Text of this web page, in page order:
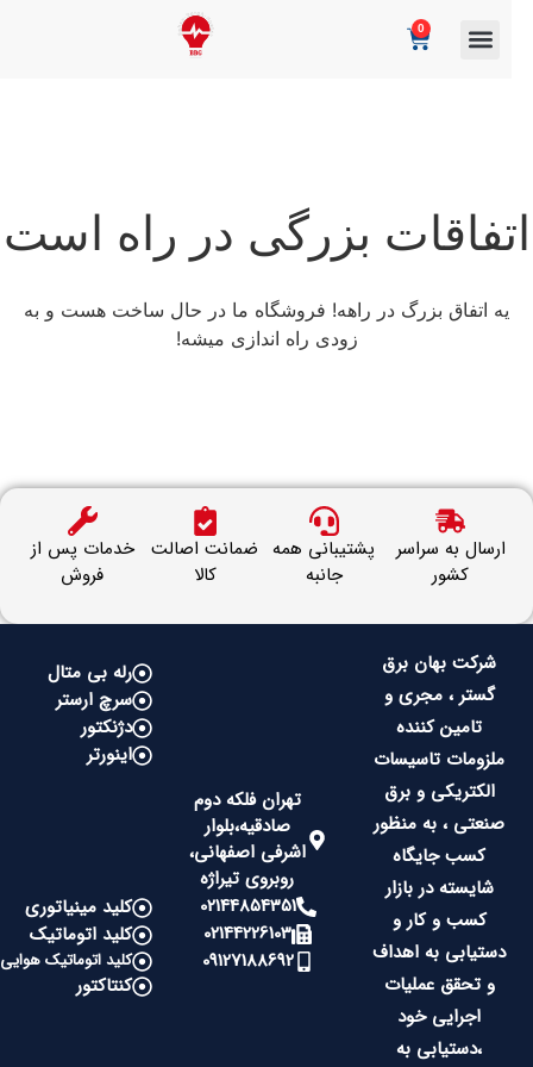
بزرگی در راه است
یه اتفاق بزرگ در راهه! فروشگاه ما در حال ساخت هست و به
زودی راه اندازی میشه!
ارسال به سراسر
کشور
پشتیبانی همه
جانبه
ضمانت اصالت
کالا
خدمات پس از
فروش
شرکت بهان برق
گستر ، مجری و
تامین کننده
ملزومات تاسیسات
الکتریکی و برق
صنعتی ، به منظور
کسب جایگاه
شایسته در بازار
کسب و کار و
دستیابی به اهداف
و تحقق عملیات
اجرایی خود
،دستیابی به
تهران فلکه دوم
صادقیه،بلوار
اشرفی اصفهانی،
روبروی تیراژه
02144854351
02144226103
09127188692
رله بی متال
سرچ ارستر
دژنکتور
اینورتر
کلید مینیاتوری
کلید اتوماتیک
کلید اتوماتیک هوایی
کنتاکتور